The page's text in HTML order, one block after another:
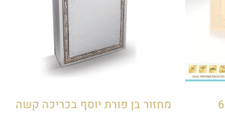
סט מחזורים לבת ישראל – 6 מחזור בן פורת יוסף בכריכה קשה